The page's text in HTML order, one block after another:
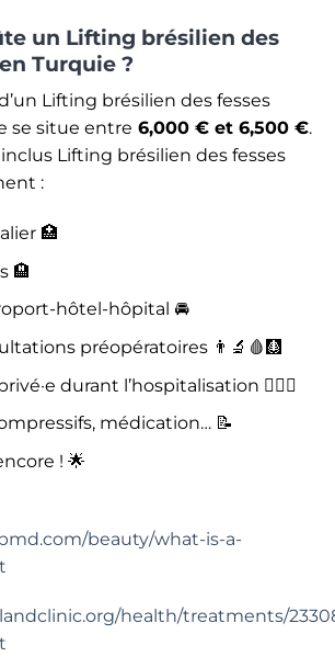
un Lifting brésilien des
Turquie ?
Lifting brésilien des fesses
se situe entre 6,000 € et 6,500 €.
Lifting brésilien des fesses
:
🏥
🏨
hôtel-hôpital 🚘
préopératoires 👨‍🔬🩸🩻
durant l’hospitalisation 👩🏻‍⚕️
médication… 📝
! 🌟
beauty/what-is-a-
health/treatments/